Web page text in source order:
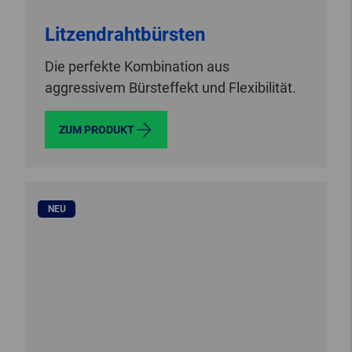
Litzendrahtbürsten
Die perfekte Kombination aus
aggressivem Bürsteffekt und Flexibilität.
ZUM PRODUKT
NEU